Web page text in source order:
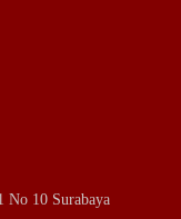
No 10 Surabaya